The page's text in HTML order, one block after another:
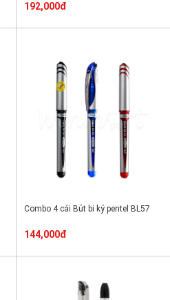
192,000đ
Combo 4 cái Bút bi ký pentel BL57
144,000đ